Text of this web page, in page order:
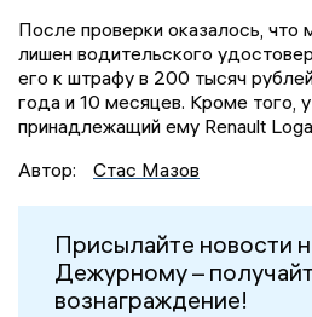
После проверки оказалось, что
лишен водительского
его к штрафу в 200 тысяч
года и 10 месяцев. Кроме того,
принадлежащий ему Renault
Автор:
Стас Мазов
Присылайте новости
Дежурному –
вознаграждение!